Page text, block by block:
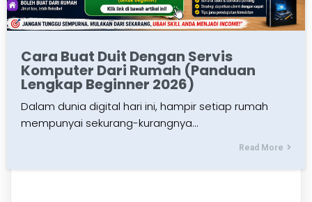
Cara Buat Duit Dengan Servis
Komputer Dari Rumah (Panduan
Lengkap Beginner 2026)
Dalam dunia digital hari ini, hampir setiap rumah
mempunyai sekurang-kurangnya…
Read More